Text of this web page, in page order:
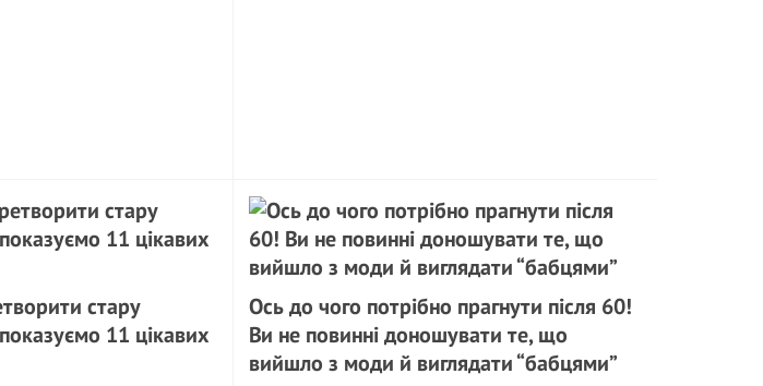
стару
11 цікавих
Ось до чого потрібно прагнути після 60!
Ви не повинні доношувати те, що
вийшло з моди й виглядати “бабцями”